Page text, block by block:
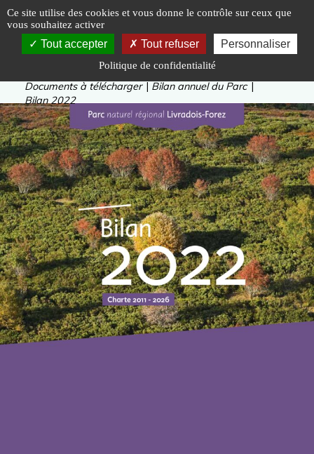
Accueil | Le Parc naturel régional
Documents à télécharger | Bilan annuel du Parc |
Bilan 2022
Panneau de gestion des cookies
Ce site utilise des cookies et vous donne le contrôle sur ceux que
vous souhaitez activer
Tout accepter Tout refuser Personnaliser
Politique de confidentialité